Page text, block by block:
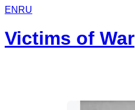
EN RU
Victims of War